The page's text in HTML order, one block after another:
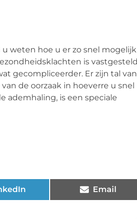
weten hoe u er zo snel mogelijk
is
gecompliceerder. Er zijn tal van
de oorzaak in hoeverre u snel
ademhaling, is een speciale
Email